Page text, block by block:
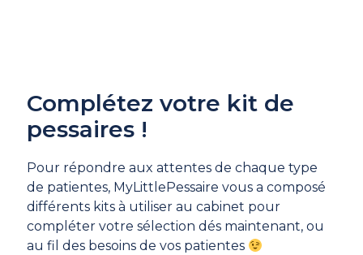
Complétez votre kit de
pessaires !
Pour répondre aux attentes de chaque type
de patientes, MyLittlePessaire vous a composé
différents kits à utiliser au cabinet pour
compléter votre sélection dés maintenant, ou
au fil des besoins de vos patientes